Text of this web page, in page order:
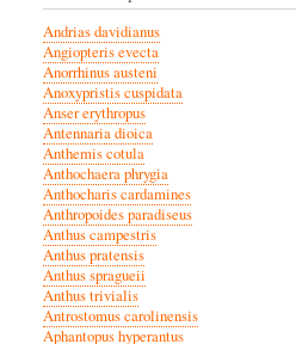
Andrias davidianus
Angiopteris evecta
Anorrhinus austeni
Anoxypristis cuspidata
Anser erythropus
Antennaria dioica
Anthemis cotula
Anthochaera phrygia
Anthocharis cardamines
Anthropoides paradiseus
Anthus campestris
Anthus pratensis
Anthus spragueii
Anthus trivialis
Antrostomus carolinensis
Aphantopus hyperantus